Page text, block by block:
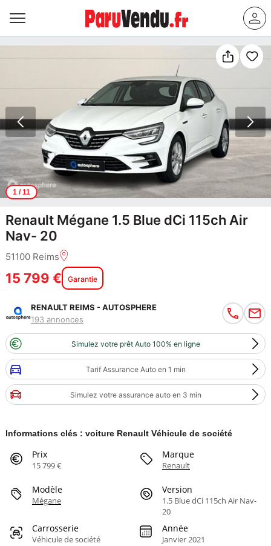
1/ 11
Renault Mégane 1.5 Blue dCi 115ch Air
Nav- 20
51100 Reims
15 799 € Garantie
RENAULT REIMS - AUTOSPHERE
193 annonces
Simulez votre prêt Auto 100% en ligne
Tarif Assurance Auto en 1 min
Simulez votre assurance auto en 3 min
Informations clés : voiture Renault Véhicule de société
Prix
15 799 €
Marque
Renault
Modèle
Mégane
Version
1.5 Blue dCi 115ch Air Nav-
20
Carrosserie
Véhicule de société
Année
Janvier 2021